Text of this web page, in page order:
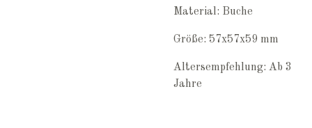
Material: Buche
Größe: 57x57x59 mm
Altersempfehlung: Ab 3
Jahre